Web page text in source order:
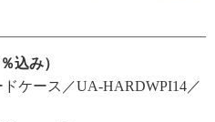
込み）
ドケース／UA-HARDWPI14／